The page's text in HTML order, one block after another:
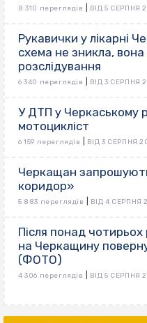
8 310 переглядів ВІД 5 СЕРПНЯ
Рукавички у лікарні
схема не зникла,
розслідування
6 340 переглядів ВІД 3 СЕРПНЯ
У ДТП у Черкаському
мотоцикліст
6 159 переглядів ВІД 3 СЕРПНЯ
Черкащан
коридор»
5 883 переглядів ВІД 4 СЕРПНЯ
Після понад чотирьох
на Черкащину
(ФОТО)
4 306 переглядів ВІД 5 СЕРПНЯ